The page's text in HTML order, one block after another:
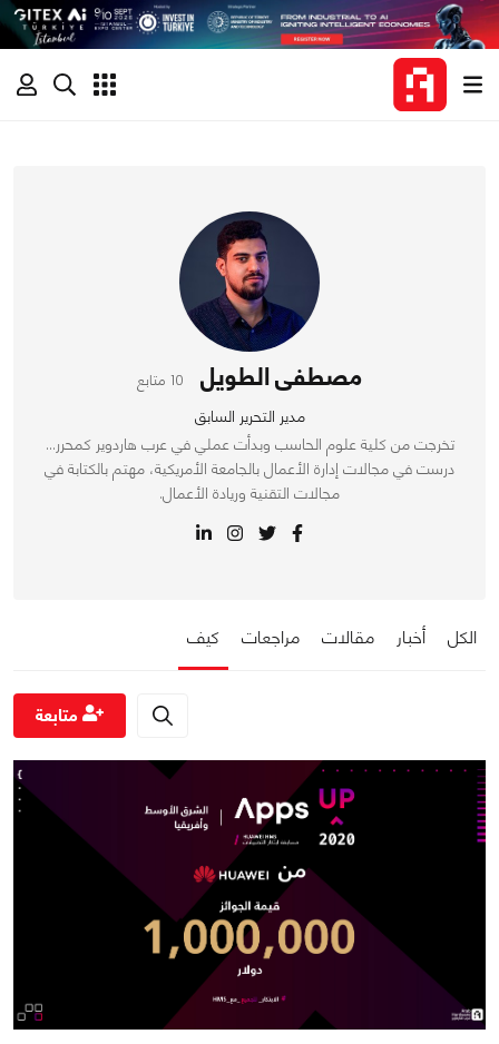
مصطفى الطويل 10 متابع
مدير التحرير السابق
تخرجت من كلية علوم الحاسب وبدأت عملي في عرب هاردوير كمحرر…
درست في مجالات إدارة الأعمال بالجامعة الأمريكية، مهتم بالكتابة في
مجالات التقنية وريادة الأعمال.
الكل أخبار مقالات مراجعات كيف
متابعة